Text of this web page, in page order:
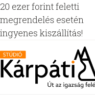
20 ezer forint feletti
megrendelés esetén
ingyenes kiszállítás!